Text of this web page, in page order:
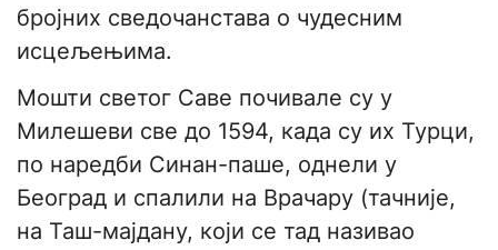
бројних сведочанстава о чудесним
исцељењима.
Мошти светог Саве почивале су у
Милешеви све до 1594, када су их Турци,
по наредби Синан-паше, однели у
Београд и спалили на Врачару (тачније,
на Таш-мајдану, који се тад називао